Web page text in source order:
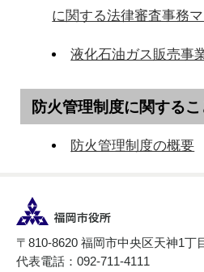
に関する法律審査事務
液化石油ガス販売事
防火管理制度に関するこ
防火管理制度の概要
〒810-8620 福岡市中央区天神1丁
代表電話：092-711-4111